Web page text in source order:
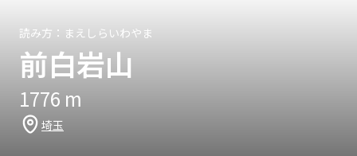
読み方： まえしらいわやま
前白岩山
1776 m
埼玉